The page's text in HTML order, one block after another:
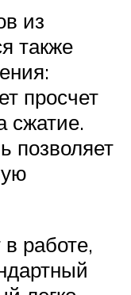
из
также
просчет
сжатие.
позволяет
работе,